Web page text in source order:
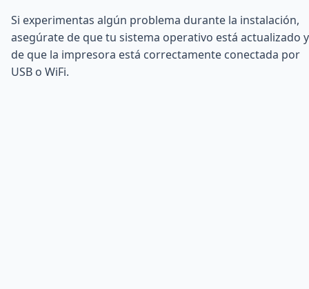
Si experimentas algún problema durante la instalación,
asegúrate de que tu sistema operativo está actualizado y
de que la impresora está correctamente conectada por
USB o WiFi.